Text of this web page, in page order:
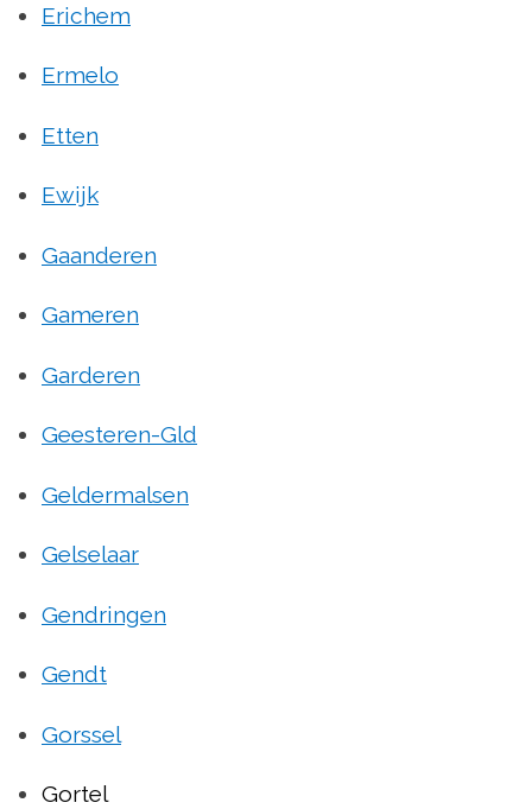
Erichem
Ermelo
Etten
Ewijk
Gaanderen
Gameren
Garderen
Geesteren-Gld
Geldermalsen
Gelselaar
Gendringen
Gendt
Gorssel
Gortel